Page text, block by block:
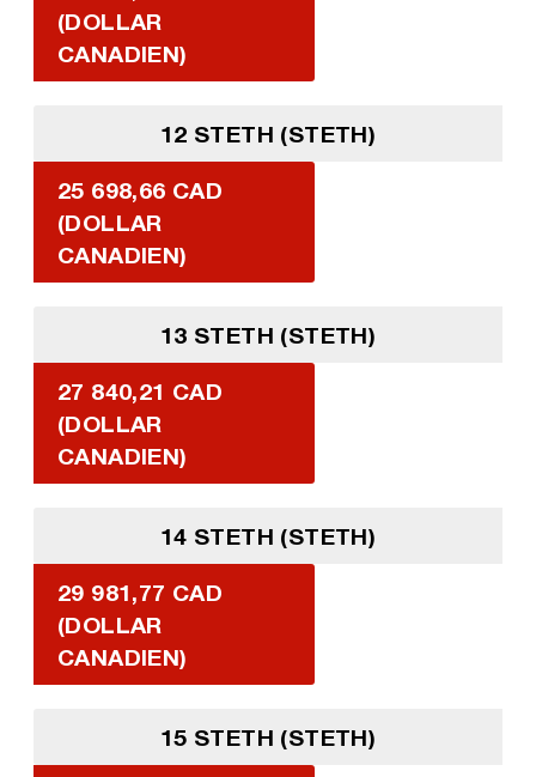
(DOLLAR
CANADIEN)
12 STETH (STETH)
25 698,66 CAD
(DOLLAR
CANADIEN)
13 STETH (STETH)
27 840,21 CAD
(DOLLAR
CANADIEN)
14 STETH (STETH)
29 981,77 CAD
(DOLLAR
CANADIEN)
15 STETH (STETH)